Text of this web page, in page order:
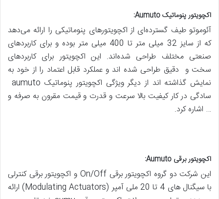
اکچویتور پنوماتیک Aumuto:
آئوموتو طیف گسترده‌ای از اکچویتورهای پنوماتیکی را ارائه می‌دهد
که از سایز 32 میلی متر تا 400 میلی متر بوده و برای کاربردهای
صنعتی مختلف طراحی شده‌اند. این اکچویتور برای کاربردهای
سخت و دقیق طراحی شده اند و عملکرد قابل اعتماد را از خود به
سادگی در کار کیفیت بالا سرعت و قدرت و قیمت مقرون به صرفه و
… اشاره کرد.
اکچویتور برقی Aumuto:
این شرکت دو گروه اکچویتور برقی On/Off و اکچویتور برقی کنترلی
با سیگنال های 4 تا 20 ملی آمپر (Modulating Actuators) ارائه